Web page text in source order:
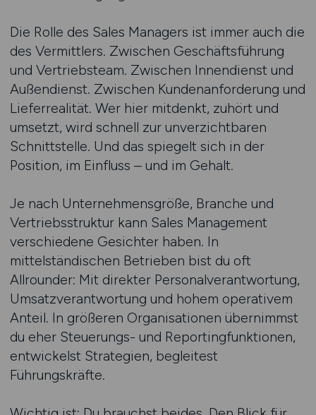
Die Rolle des Sales Managers ist immer auch die
des Vermittlers. Zwischen Geschäftsführung
und Vertriebsteam. Zwischen Innendienst und
Außendienst. Zwischen Kundenanforderung und
Lieferrealität. Wer hier mitdenkt, zuhört und
umsetzt, wird schnell zur unverzichtbaren
Schnittstelle. Und das spiegelt sich in der
Position, im Einfluss – und im Gehalt.
Je nach Unternehmensgröße, Branche und
Vertriebsstruktur kann Sales Management
verschiedene Gesichter haben. In
mittelständischen Betrieben bist du oft
Allrounder: Mit direkter Personalverantwortung,
Umsatzverantwortung und hohem operativem
Anteil. In größeren Organisationen übernimmst
du eher Steuerungs- und Reportingfunktionen,
entwickelst Strategien, begleitest
Führungskräfte.